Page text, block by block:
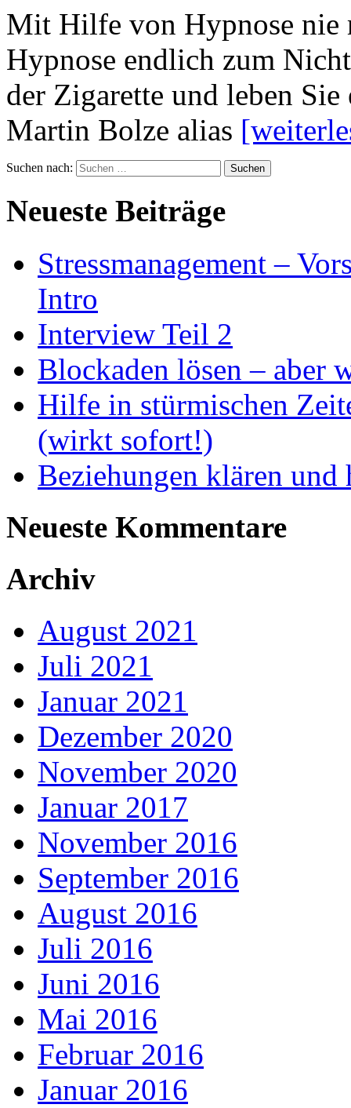
Mit Hilfe von Hypnose nie
Hypnose endlich zum
der Zigarette und leben
Martin Bolze alias
Suchen nach:
Neueste Beiträge
Stressmanagement –
Intro
Interview Teil 2
Blockaden lösen – aber
Hilfe in stürmischen
(wirkt sofort!)
Beziehungen klären
Neueste Kommentare
Archiv
August 2021
Juli 2021
Januar 2021
Dezember 2020
November 2020
Januar 2017
November 2016
September 2016
August 2016
Juli 2016
Juni 2016
Mai 2016
Februar 2016
Januar 2016